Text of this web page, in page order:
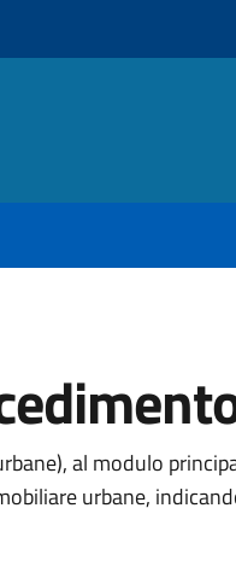
al modulo
urbane,